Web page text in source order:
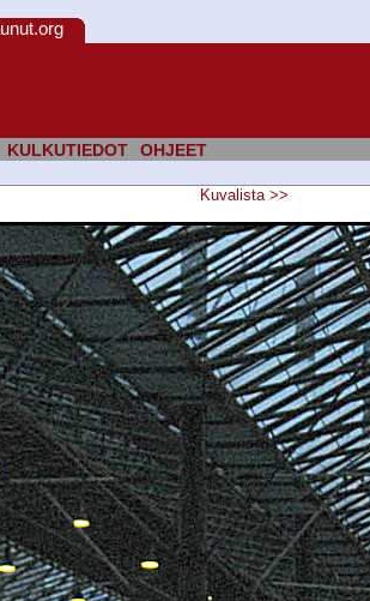
KULKUTIEDOT OHJEET
Kuvalista >>